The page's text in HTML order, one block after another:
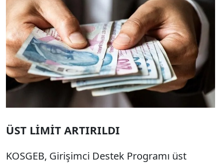
ÜST LİMİT ARTIRILDI
KOSGEB, Girişimci Destek Programı üst